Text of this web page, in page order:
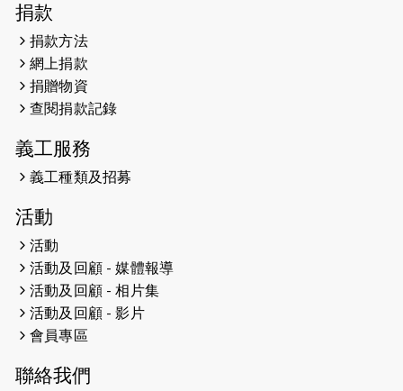
2026-04-30
2026-04-25
2026-04-24
2026-04-23
2026-04-19
2026-04-16
猛龍長跑隊恆常練習 - 4月16日
（19:00開始）
2026-04-12
捐款
捐款方法
網上捐款
捐贈物資
查閱捐款記錄
義工服務
義工種類及招募
活動
活動
活動及回顧 - 媒體報導
活動及回顧 - 相片集
活動及回顧 - 影片
會員專區
聯絡我們